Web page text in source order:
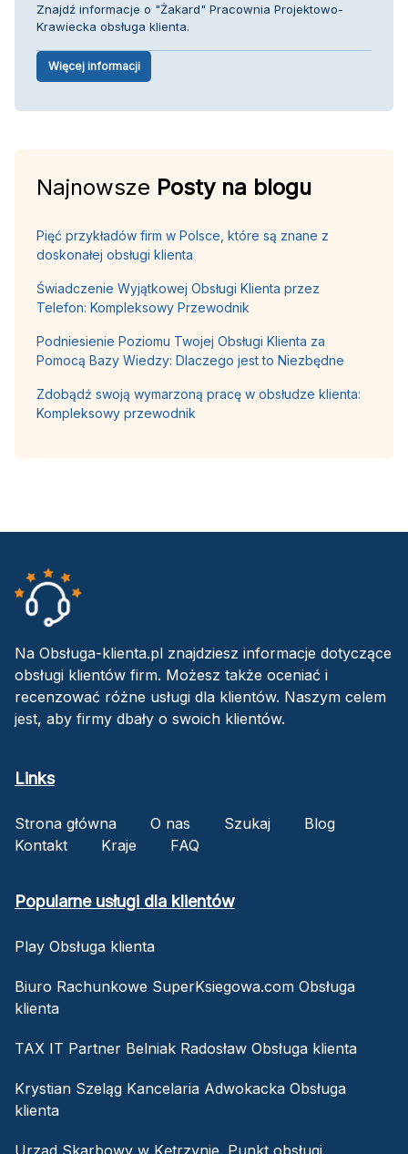
Znajdź informacje o "Żakard" Pracownia Projektowo-
Krawiecka obsługa klienta.
Więcej informacji
Najnowsze Posty na blogu
Pięć przykładów firm w Polsce, które są znane z
doskonałej obsługi klienta
Świadczenie Wyjątkowej Obsługi Klienta przez
Telefon: Kompleksowy Przewodnik
Podniesienie Poziomu Twojej Obsługi Klienta za
Pomocą Bazy Wiedzy: Dlaczego jest to Niezbędne
Zdobądź swoją wymarzoną pracę w obsłudze klienta:
Kompleksowy przewodnik
Na Obsługa-klienta.pl znajdziesz informacje dotyczące
obsługi klientów firm. Możesz także oceniać i
recenzować różne usługi dla klientów. Naszym celem
jest, aby firmy dbały o swoich klientów.
Links
Strona główna O nas Szukaj
Blog
Kontakt
Kraje FAQ
Popularne usługi dla klientów
Play Obsługa klienta
Biuro Rachunkowe SuperKsiegowa.com Obsługa
klienta
TAX IT Partner Belniak Radosław Obsługa klienta
Krystian Szeląg Kancelaria Adwokacka Obsługa
klienta
Urząd Skarbowy w Kętrzynie. Punkt obsługi